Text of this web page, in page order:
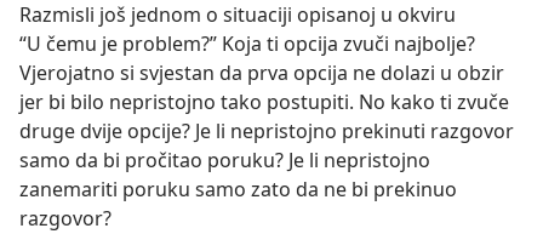
Razmisli još jednom o situaciji opisanoj u okviru
“U čemu je problem?” Koja ti opcija zvuči najbolje?
Vjerojatno si svjestan da prva opcija ne dolazi u obzir
jer bi bilo nepristojno tako postupiti. No kako ti zvuče
druge dvije opcije? Je li nepristojno prekinuti razgovor
samo da bi pročitao poruku? Je li nepristojno
zanemariti poruku samo zato da ne bi prekinuo
razgovor?